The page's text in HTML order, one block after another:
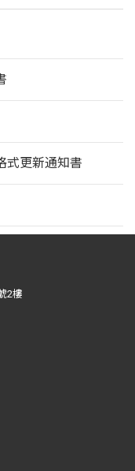
式更新通知書
2樓